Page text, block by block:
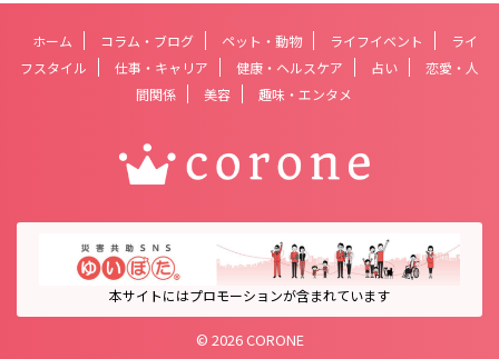
ホーム コラム・ブログ ペット・動物 ライフイベント
ライ
フスタイル
仕事・キャリア 健康・ヘルスケア 占い
恋愛・人
間関係
美容 趣味・エンタメ
本サイトにはプロモーションが含まれています
© 2026 CORONE